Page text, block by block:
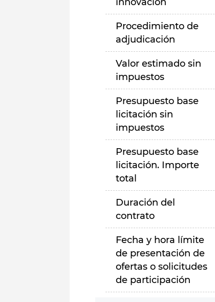
Procedimiento de
adjudicación
Valor estimado sin
impuestos
Presupuesto base
licitación sin
impuestos
Presupuesto base
licitación. Importe
total
Duración del
contrato
Fecha y hora límite
de presentación de
ofertas o solicitudes
de participación